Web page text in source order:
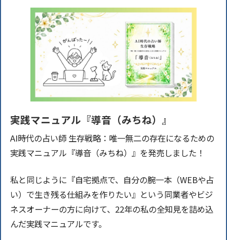
実践マニュアル『導音（みちね）』
AI時代の占い師 生存戦略：唯一無二の存在になるための
実践マニュアル『導音（みちね）』を発売しました！
私と同じように『自宅拠点で、自分の腕一本（WEBや占
い）で生き残る仕組みを作りたい』という同業者やビジ
ネスオーナーの方に向けて、22年の私の全知見を詰め込
んだ実践マニュアルです。